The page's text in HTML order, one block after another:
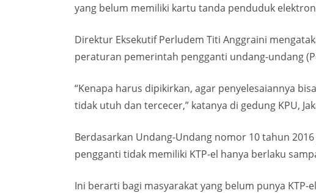
yang belum memiliki kartu tanda penduduk
Direktur Eksekutif Perludem Titi Anggraini
peraturan pemerintah pengganti undang-undang
“Kenapa harus dipikirkan, agar penyelesaiannya
tidak utuh dan tercecer,” katanya di gedung KPU,
Berdasarkan Undang-Undang nomor 10 tahun
pengganti tidak memiliki KTP-el hanya berlaku
Ini berarti bagi masyarakat yang belum punya